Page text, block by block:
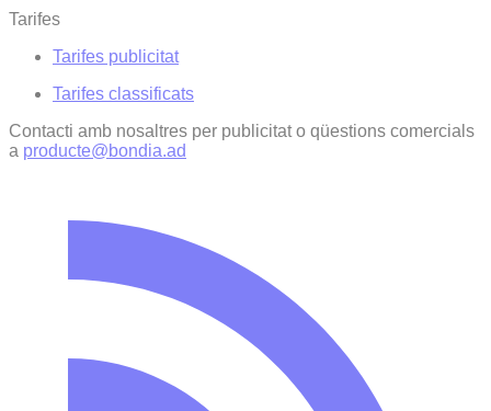
Tarifes
Tarifes publicitat
Tarifes classificats
Contacti amb nosaltres per publicitat o qüestions comercials
a producte@bondia.ad